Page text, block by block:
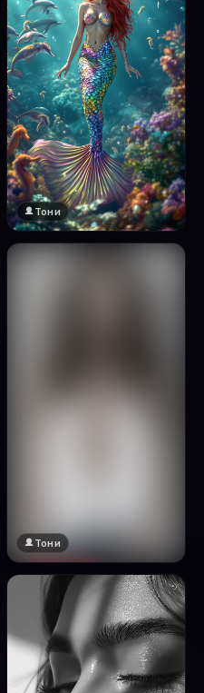
Тони
🔞 18+
Натисни за преглед
Тони